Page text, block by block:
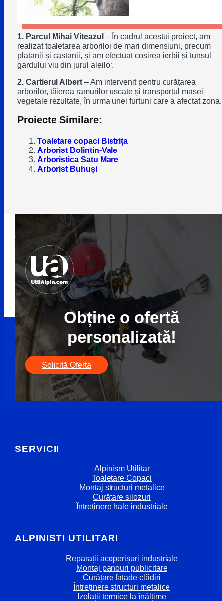
1. Parcul Mihai Viteazul– În cadrul acestui proiect, am
realizat toaletarea arborilor de mari dimensiuni, precum
platanii și castanii, și am efectuat cosirea ierbii și tunsul
gardului viu din jurul aleilor.
2. Cartierul Albert– Am intervenit pentru curățarea
arborilor, tăierea ramurilor uscate și transportul masei
vegetale rezultate, în urma unei furtuni care a afectat zona.
Proiecte Similare:
Toaletare copaci Bistrița
Arborist Bolintin-Vale
Arboristica Satu Mare
Arborist Buhuși
Obține o ofertă
personalizată!
Solicită Oferta
SERVICII
Alpinism Utilitar
Toaletare Copaci
Montaj structuri metalice
Curățare silozuri
Întreținere hale industriale
ALPINISTI UTILITARI
Reparații acoperișuri industriale
Montaj panouri publicitare
Curățare fațade clădiri
Întreținere structuri metalice
Izolații termice la înălțime